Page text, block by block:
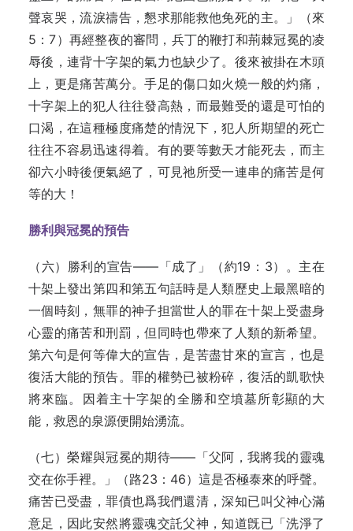
聲哀哭，流淚禱告，懇求那能救他免死的主。」（來
5：7）再經整夜的審問，兵丁的鞭打和荊棘冠冕的凌
辱後，連背十字架的氣力也缺少了。後來被掛在木頭
上，更是痛苦萬分。手足的傷口如火燒一般的灼痛，
十字架上的犯人往往發高熱，而最難受的還是可怕的
口渴，在這種極度痛楚的情況下，犯人所期望的死亡
往往不容易迅速得着。有的要等數天才能死去，而主
卻六小時後便氣絕了，可見祂所受一連串的痛苦是何
等的大！
勝利與冠冕的預告
（六）勝利的宣告——「成了」（約19：3）。主在
十架上發出第四和第五句話時是人類歷史上最黑暗的
一個時刻，無罪的神子担當世人的罪在十架上受盡身
心靈的痛苦和刑罰，但同時也帶來了人類的新希望。
第六句是何等偉大的宣告，是苦盡甘來的宣言，也是
復活大能的預告。罪的權勢已被粉碎，復活的凱歌快
將來臨。因着主十字架的全勝和空墳墓所彰顯的大
能，救恩的泉源便開始湧流。
（七）榮耀與冠冕的期待——「父阿，我將我的靈魂
交在你手裡。」（路23：46）這是否極泰來的呼聲。
痛苦已受盡，罪債也爲我們還清，深知已叫父神心滿
意足，因此安然將靈魂交託父神，知道旣已「洗淨了